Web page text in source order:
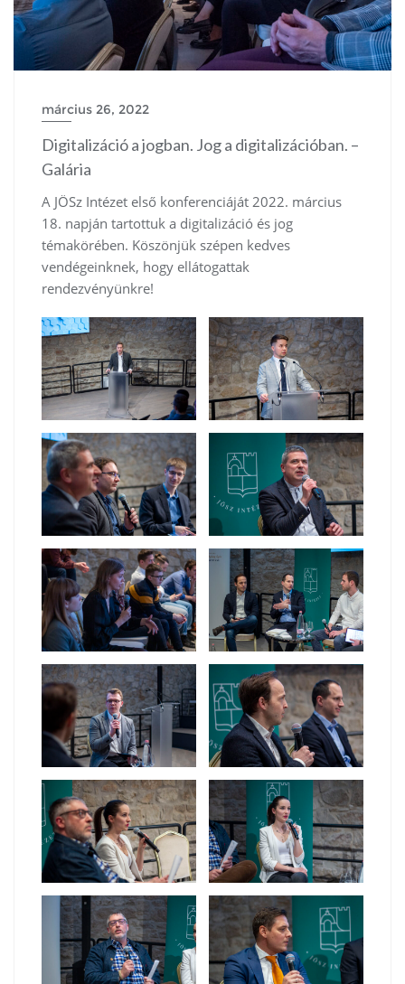
március 26, 2022
Digitalizáció a jogban. Jog a digitalizációban. –
Galária
A JÖSz Intézet első konferenciáját 2022. március
18. napján tartottuk a digitalizáció és jog
témakörében. Köszönjük szépen kedves
vendégeinknek, hogy ellátogattak
rendezvényünkre!